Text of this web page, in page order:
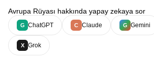
Avrupa Rüyası hakkında yapay zekaya sor
G ChatGPT C Claude G Gemini
X Grok